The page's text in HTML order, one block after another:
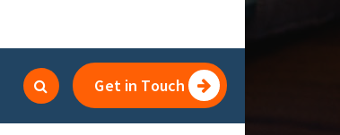
Get in Touch